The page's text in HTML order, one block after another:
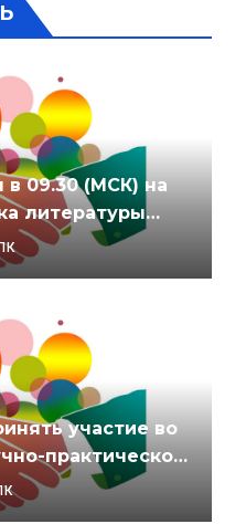
в 09.30 (МСК) на
литературы
участие во
практической